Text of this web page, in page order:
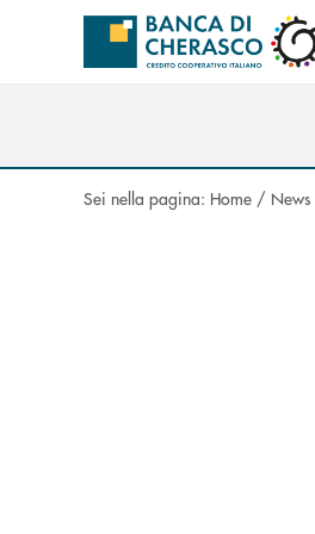
Salta al contenuto principale
Sei nella pagina: Home / News